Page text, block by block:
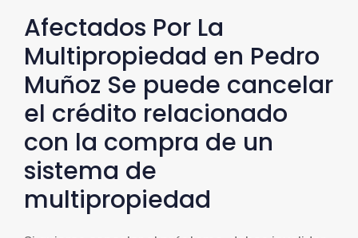
Afectados Por La
Multipropiedad en Pedro
Muñoz Se puede cancelar
el crédito relacionado
con la compra de un
sistema de
multipropiedad